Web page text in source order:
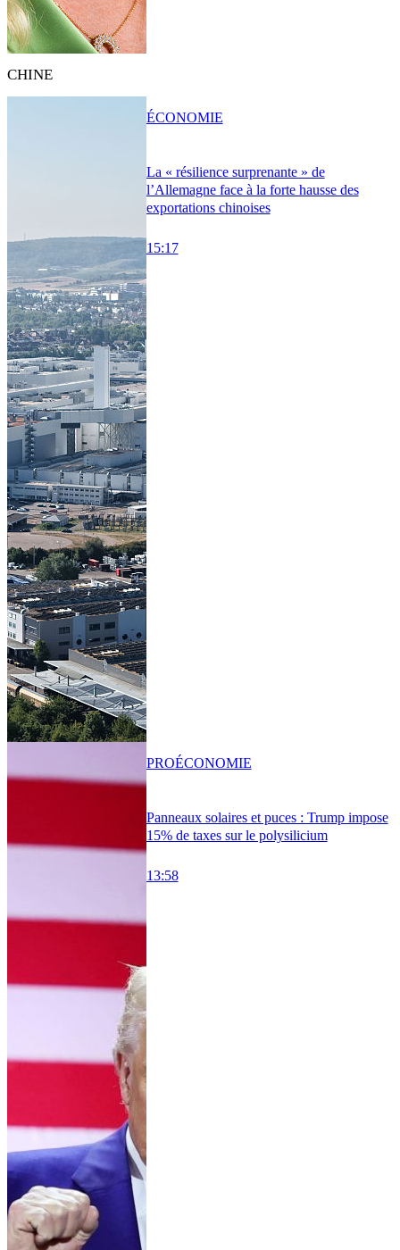
CHINE
La « résilience surprenante » de
l’Allemagne face à la forte hausse des
exportations chinoises
15:17
ÉCONOMIE
Panneaux solaires et puces : Trump impose
15% de taxes sur le polysilicium
13:58
PROÉCONOMIE